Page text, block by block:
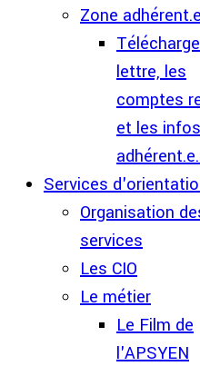
Zone
lettre, les
comptes
et les infos
Services
Organisation
services
Les CIO
Le métier
Le Film de
l'APSYEN